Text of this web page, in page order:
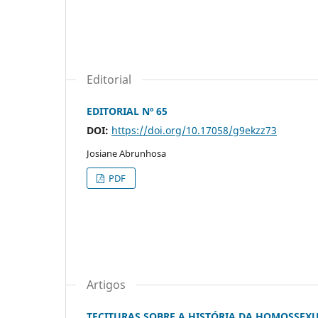
Editorial
EDITORIAL Nº 65
DOI: https://doi.org/10.17058/g9ekzz73
Josiane Abrunhosa
PDF
Artigos